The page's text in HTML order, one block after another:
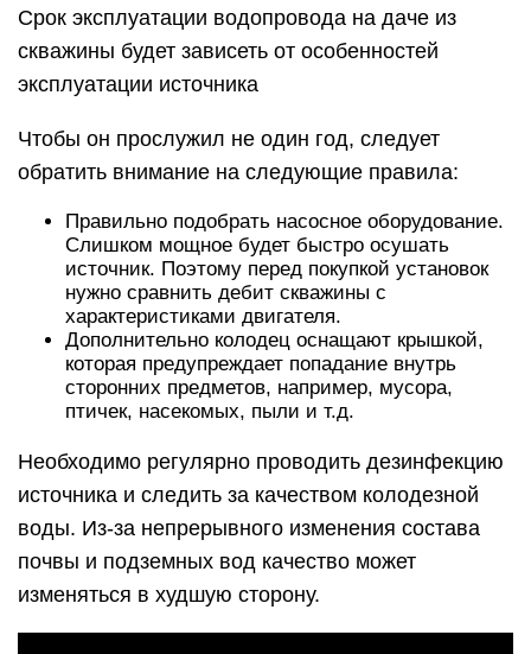
Срок эксплуатации водопровода на даче из
скважины будет зависеть от особенностей
эксплуатации источника
Чтобы он прослужил не один год, следует
обратить внимание на следующие правила:
Правильно подобрать насосное оборудование.
Слишком мощное будет быстро осушать
источник. Поэтому перед покупкой установок
нужно сравнить дебит скважины с
характеристиками двигателя.
Дополнительно колодец оснащают крышкой,
которая предупреждает попадание внутрь
сторонних предметов, например, мусора,
птичек, насекомых, пыли и т.д.
Необходимо регулярно проводить дезинфекцию
источника и следить за качеством колодезной
воды. Из-за непрерывного изменения состава
почвы и подземных вод качество может
изменяться в худшую сторону.